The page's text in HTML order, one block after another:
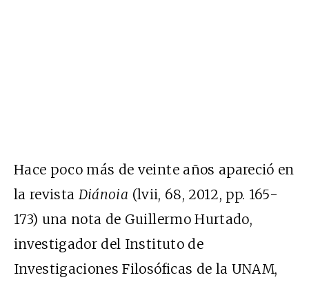
Hace poco más de veinte años apareció en
la revista Diánoia (lvii, 68, 2012, pp. 165-
173) una nota de Guillermo Hurtado,
investigador del Instituto de
Investigaciones Filosóficas de la UNAM,